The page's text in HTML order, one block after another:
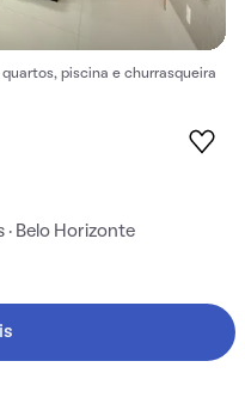
piscina e churrasqueira
Belo Horizonte